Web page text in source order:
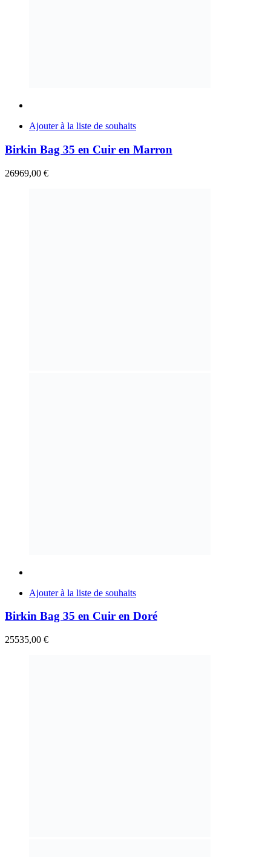
Ajouter à la liste de souhaits
Birkin Bag 35 en Cuir en Marron
26969,00 €
Ajouter à la liste de souhaits
Birkin Bag 35 en Cuir en Doré
25535,00 €